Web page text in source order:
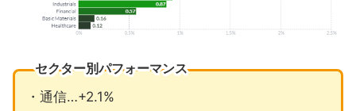
セクター別パフォーマンス
・通信…+2.1%